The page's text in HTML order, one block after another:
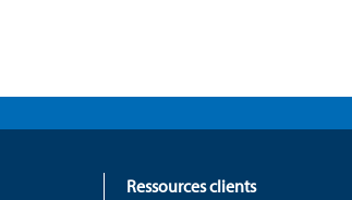
Ressources clients